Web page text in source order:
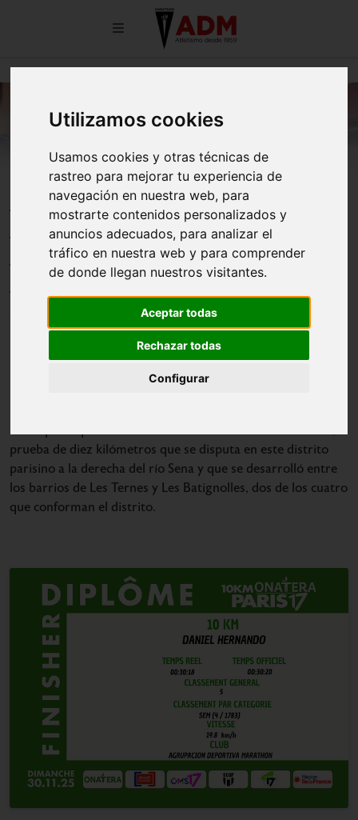
Utilizamos cookies
Usamos cookies y otras técnicas de
rastreo para mejorar tu experiencia de
navegación en nuestra web, para
mostrarte contenidos personalizados y
anuncios adecuados, para analizar el
tráfico en nuestra web y para comprender
de donde llegan nuestros visitantes.
Aceptar todas
Rechazar todas
Configurar
DANIEL HERNANDO DESTACA
EN LOS 10 KM PARÍS 17: QUINTA
POSICIÓN ABSOLUTA EN LES
BATIGNOLLES
prueba de diez kilómetros que se disputa en este distrito
parisino a la derecha del río Sena y que se desarrolló entre
los barrios de Les Ternes y Les Batignolles, dos de los cuatro
que conforman el distrito.